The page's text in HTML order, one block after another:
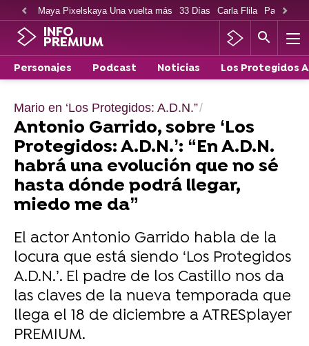
Maya Pixelskaya Una vuelta más 33 Días Carla Flila Paco
INFO
PREMIUM
Personajes Podcast Noticias Los Protegidos
Mario en ‘Los Protegidos: A.D.N.”
Antonio Garrido, sobre ‘Los
Protegidos: A.D.N.’: “En A.D.N.
habrá una evolución que no sé
hasta dónde podrá llegar,
miedo me da”
El actor Antonio Garrido habla de la
locura que está siendo ‘Los Protegidos
A.D.N.’. El padre de los Castillo nos da
las claves de la nueva temporada que
llega el 18 de diciembre a ATRESplayer
PREMIUM.